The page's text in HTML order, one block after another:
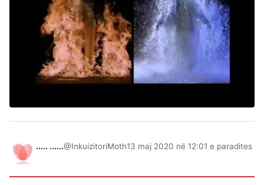
..... ......@InkuizitoriMoth13 maj 2020 në 12:01 e paradites